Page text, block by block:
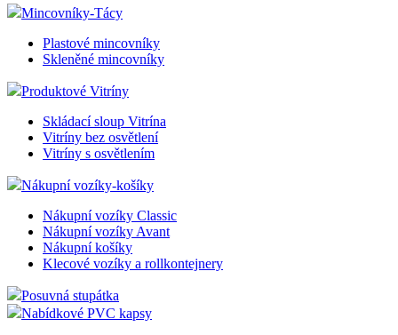
Mincovníky-Tácy
Plastové mincovníky
Skleněné mincovníky
Produktové Vitríny
Skládací sloup Vitrína
Vitríny bez osvětlení
Vitríny s osvětlením
Nákupní vozíky-košíky
Nákupní vozíky Classic
Nákupní vozíky Avant
Nákupní košíky
Klecové vozíky a rollkontejnery
Posuvná stupátka
Nabídkové PVC kapsy